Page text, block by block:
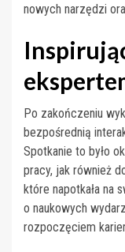
nowych narzędzi
Po zakończeniu
bezpośrednią
Spotkanie to było
pracy, jak również
które napotkała na
o naukowych
rozpoczęciem